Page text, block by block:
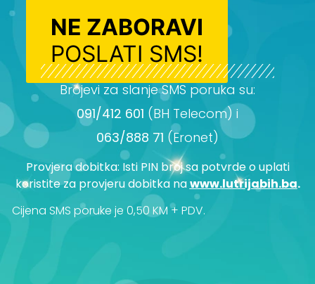
NE ZABORAVI
POSLATI SMS!
Brojevi za slanje SMS poruka su:
091/412 601 (BH Telecom) i
063/888 71 (Eronet)
Provjera dobitka: Isti PIN broj sa potvrde o uplati
koristite za provjeru dobitka nawww.lutrijabih.ba.
Cijena SMS poruke je 0,50 KM + PDV.